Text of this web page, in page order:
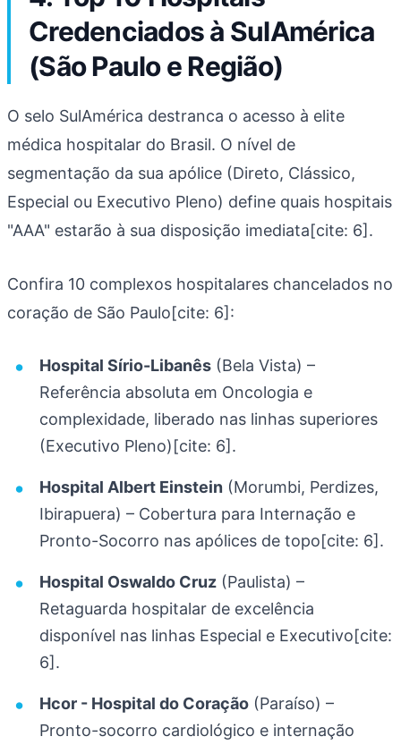
Credenciados à SulAmérica
(São Paulo e Região)
O selo SulAmérica destranca o acesso à elite
médica hospitalar do Brasil. O nível de
segmentação da sua apólice (Direto, Clássico,
Especial ou Executivo Pleno) define quais hospitais
"AAA" estarão à sua disposição imediata[cite: 6].
Confira 10 complexos hospitalares chancelados no
coração de São Paulo[cite: 6]:
Hospital Sírio-Libanês (Bela Vista) –
Referência absoluta em Oncologia e
complexidade, liberado nas linhas superiores
(Executivo Pleno)[cite: 6].
Hospital Albert Einstein (Morumbi, Perdizes,
Ibirapuera) – Cobertura para Internação e
Pronto-Socorro nas apólices de topo[cite: 6].
Hospital Oswaldo Cruz (Paulista) –
Retaguarda hospitalar de excelência
disponível nas linhas Especial e Executivo[cite:
6].
Hcor - Hospital do Coração (Paraíso) –
Pronto-socorro cardiológico e internação